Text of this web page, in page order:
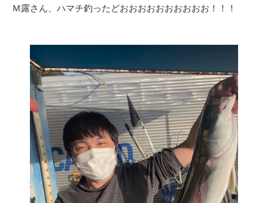
Ｍ露さん、ハマチ釣ったどおおおおおおおおおお！！！